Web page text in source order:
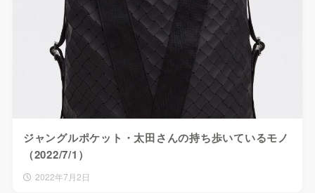
ジャングルポケット・太田さんの持ち歩いているモノ
（2022/7/1）
2022年7月2日